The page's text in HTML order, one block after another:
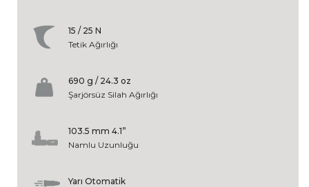
15 / 25 N
Tetik Ağırlığı
690 g / 24.3 oz
Şarjörsüz Silah Ağırlığı
103.5 mm 4.1”
Namlu Uzunluğu
Yarı Otomatik